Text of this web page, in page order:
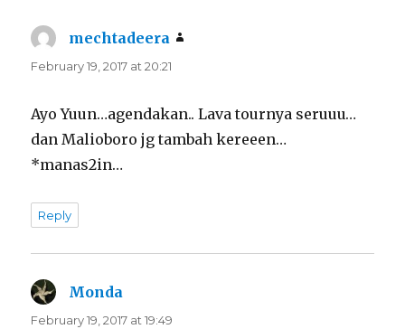
mechtadeera
February 19, 2017 at 20:21
Ayo Yuun…agendakan.. Lava tournya seruuu…
dan Malioboro jg tambah kereeen…
*manas2in…
Reply
Monda
February 19, 2017 at 19:49